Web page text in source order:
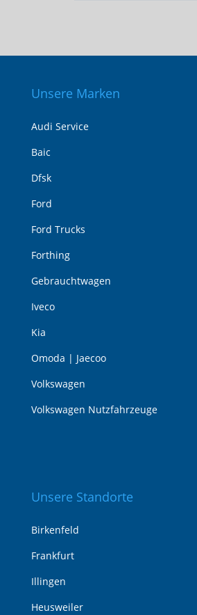
Unsere Marken
Audi Service
Baic
Dfsk
Ford
Ford Trucks
Forthing
Gebrauchtwagen
Iveco
Kia
Omoda | Jaecoo
Volkswagen
Volkswagen Nutzfahrzeuge
Unsere Standorte
Birkenfeld
Frankfurt
Illingen
Heusweiler